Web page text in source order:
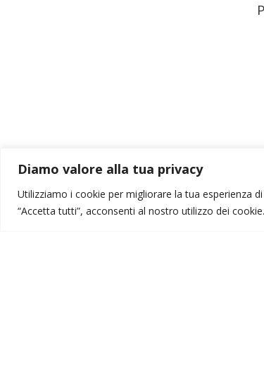
Diamo valore alla tua privacy
Utilizziamo i cookie per migliorare la tua esperienza
“Accetta tutti”, acconsenti al nostro utilizzo dei cookie.